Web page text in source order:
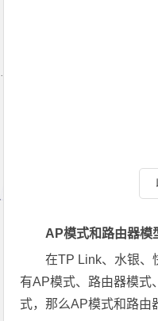
AP模式和路由器模
在TP Link、水银、
有AP模式、路由器模式
式，那么AP模式和路由